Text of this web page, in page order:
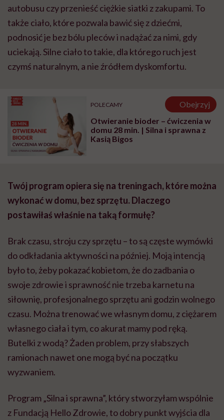
autobusu czy przenieść ciężkie siatki z zakupami. To
także ciało, które pozwala bawić się z dziećmi,
podnosić je bez bólu pleców i nadążać za nimi, gdy
uciekają. Silne ciało to takie, dla którego ruch jest
czymś naturalnym, a nie źródłem dyskomfortu.
POLECAMY
Obejrzyj
Otwieranie bioder – ćwiczenia w
domu 28 min. | Silna i sprawna z
Kasią Bigos
Twój program opiera się na treningach, które można
wykonać w domu, bez sprzętu. Dlaczego
postawiłaś właśnie na taką formułę?
Brak czasu, stroju czy sprzętu – to są częste wymówki
do odkładania aktywności na później. Moją intencją
było to, żeby pokazać kobietom, że do zadbania o
swoje zdrowie i sprawność nie trzeba karnetu na
siłownię, profesjonalnego sprzętu ani godzin wolnego
czasu. Można trenować we własnym domu, z ciężarem
własnego ciała i tym, co akurat mamy pod ręką.
Butelki z wodą? Żaden problem, przy słabszych
ramionach nawet one mogą być na początku
wyzwaniem.
Program „Silna i sprawna”, który stworzyłam wspólnie
z Fundacją Hello Zdrowie, to dobry punkt wyjścia dla